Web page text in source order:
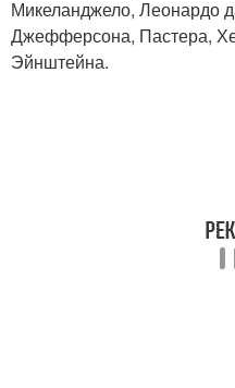
Микеланджело, Леонардо
Джефферсона, Пастера,
Эйнштейна.